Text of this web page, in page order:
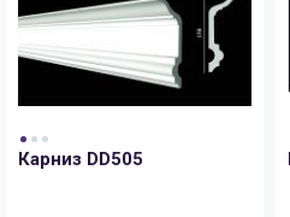
Карниз DD505